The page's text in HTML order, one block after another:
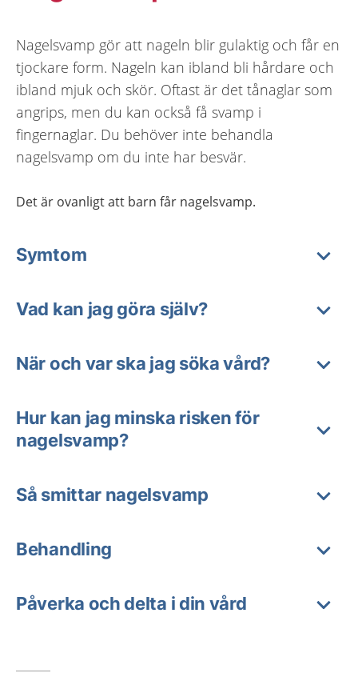
Nagelsvamp gör att nageln blir gulaktig och får en
tjockare form. Nageln kan ibland bli hårdare och
ibland mjuk och skör. Oftast är det tånaglar som
angrips, men du kan också få svamp i
fingernaglar. Du behöver inte behandla
nagelsvamp om du inte har besvär.
Det är ovanligt att barn får nagelsvamp.
Symtom
Vad kan jag göra själv?
När och var ska jag söka vård?
Hur kan jag minska risken för
nagelsvamp?
Så smittar nagelsvamp
Behandling
Påverka och delta i din vård